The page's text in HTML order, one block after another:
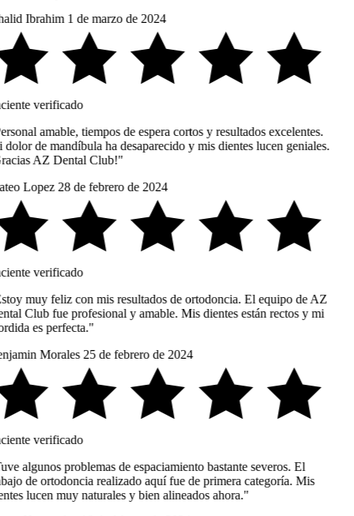
Ibrahim 1 de marzo de 2024
verificado
amable, tiempos de espera cortos y resultados excelentes.
de mandíbula ha desaparecido y mis dientes lucen geniales.
AZ Dental Club!"
Lopez 28 de febrero de 2024
verificado
muy feliz con mis resultados de ortodoncia. El equipo de AZ
Club fue profesional y amable. Mis dientes están rectos y mi
es perfecta."
Morales 25 de febrero de 2024
verificado
algunos problemas de espaciamiento bastante severos. El
de ortodoncia realizado aquí fue de primera categoría. Mis
lucen muy naturales y bien alineados ahora."